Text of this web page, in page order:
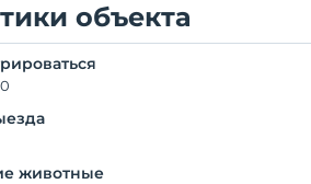
объекта
животные